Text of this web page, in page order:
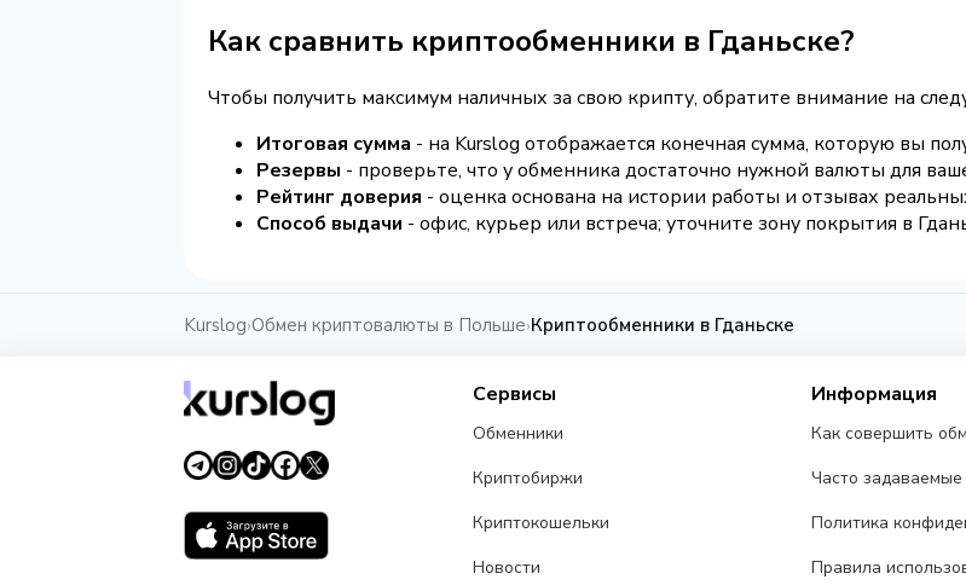
Как сравнить криптообменники в Гданьске?
Чтобы получить максимум наличных за свою крипту, обратите внимание на
Итоговая сумма - на Kurslog отображается конечная сумма, которую вы
Резервы - проверьте, что у обменника достаточно нужной валюты для
Рейтинг доверия - оценка основана на истории работы и отзывах
Способ выдачи - офис, курьер или встреча; уточните зону покрытия в
Kurslog›Обмен криптовалюты в Польше›Криптообменники в Гданьске
Сервисы
Обменники
Криптобиржи
Криптокошельки
Новости
Информация
Как совершить
Часто
Политика
Правила